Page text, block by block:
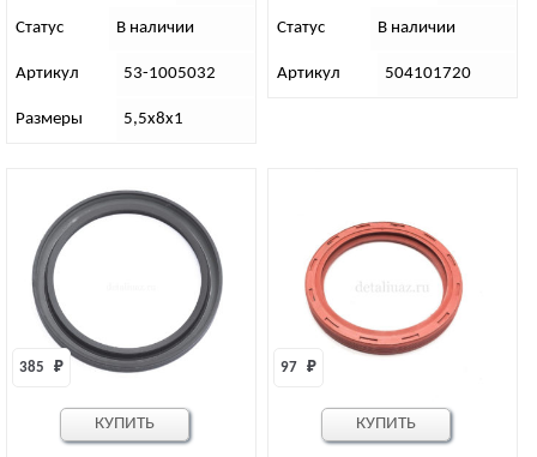
Статус В наличии
Артикул 53-1005032
Размеры 5,5х8х1
Статус В наличии
Артикул 504101720
385 ₽
КУПИТЬ
97 ₽
КУПИТЬ